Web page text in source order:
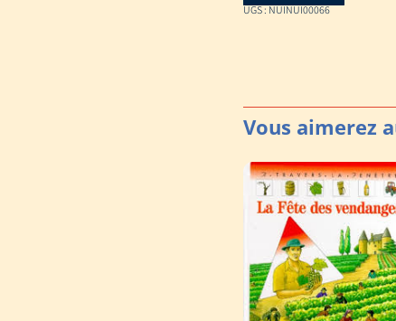
UGS :NUINUI00066